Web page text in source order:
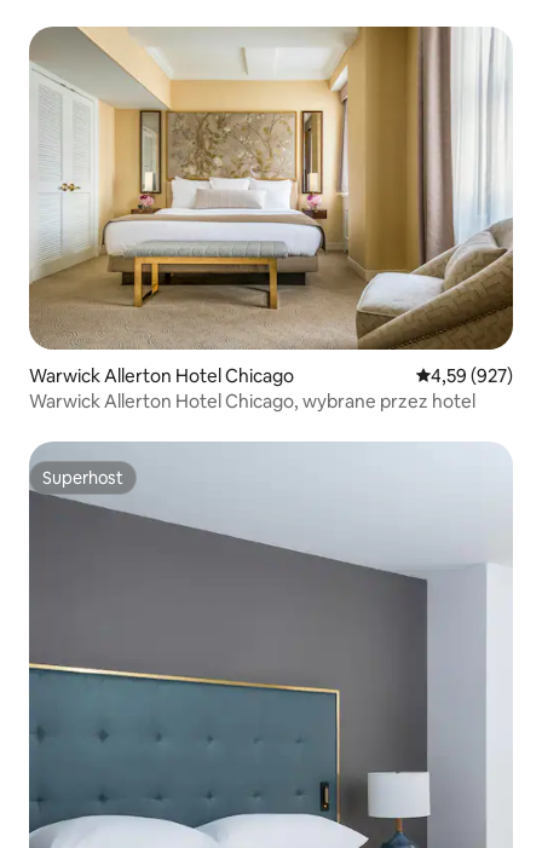
Warwick Allerton Hotel Chicago Średnia
4,59 (927)
Warwick Allerton Hotel Chicago, wybrane przez hotel
Superhost
Superhost